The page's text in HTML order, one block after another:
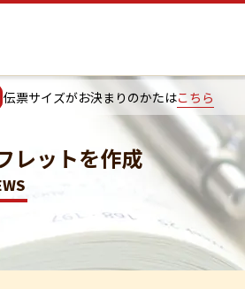
伝票サイズがお決まりのかたはこちら
レットを作成